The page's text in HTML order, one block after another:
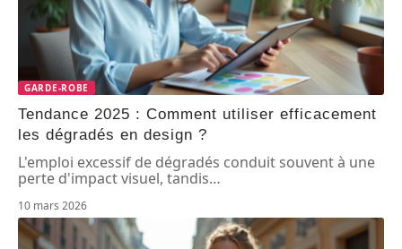
GARDE-ROBE
Tendance 2025 : Comment utiliser efficacement
les dégradés en design ?
L'emploi excessif de dégradés conduit souvent à une
perte d'impact visuel, tandis…
10 mars 2026